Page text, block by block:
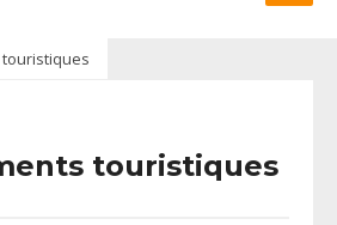
touristiques